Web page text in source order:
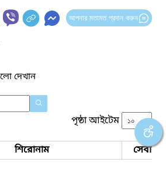
আপনার মতামত প্রদান করুন
দেখান
পৃষ্ঠা আইটেম
শিরোনাম সেবার